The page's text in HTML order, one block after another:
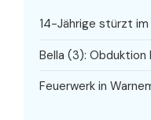
14-Jährige stürzt
Bella (3):
Feuerwerk in